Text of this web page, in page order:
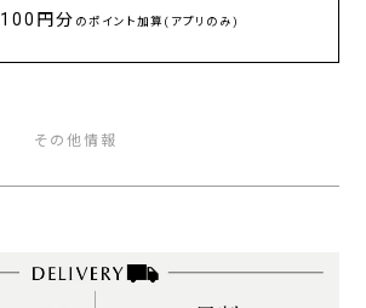
100円分 のポイント加算(アプリのみ)
その他情報